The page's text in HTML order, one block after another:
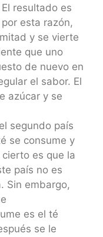
El resultado es
esta razón,
y se vierte
que uno
de nuevo en
el sabor. El
azúcar y se
segundo país
se consume y
es que la
país no es
Sin embargo,
es el té
se le